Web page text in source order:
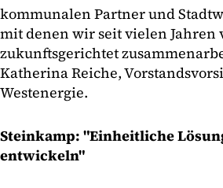
kommunalen Partner und
mit denen wir seit vielen Jahren
zukunftsgerichtet
Katherina Reiche,
Westenergie.
Steinkamp: "Einheitliche
entwickeln"